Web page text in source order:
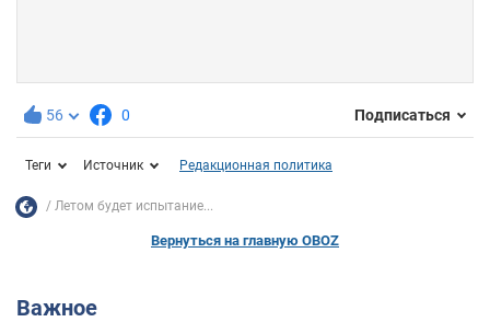
56 0 Подписаться
Теги Источник Редакционная политика
Летом будет испытание...
Вернуться на главную OBOZ
Важное